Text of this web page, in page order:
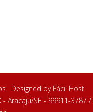
Designed by Fácil Host
Aracaju/SE - 99911-3787